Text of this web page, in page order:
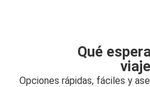
Qué
viaje
Opciones rápidas, fáciles y